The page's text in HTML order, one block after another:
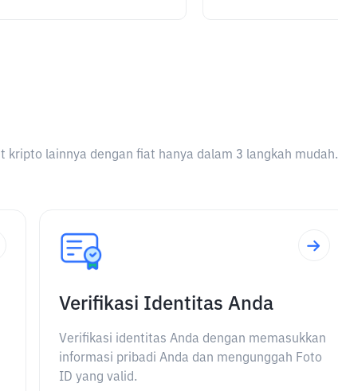
kripto lainnya dengan fiat hanya dalam 3 langkah mudah.
Verifikasi Identitas Anda
Verifikasi identitas Anda dengan memasukkan
informasi pribadi Anda dan mengunggah Foto
ID yang valid.